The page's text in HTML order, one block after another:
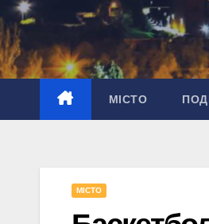
Перейти
до
вмісту
МІСТО
МІСТО